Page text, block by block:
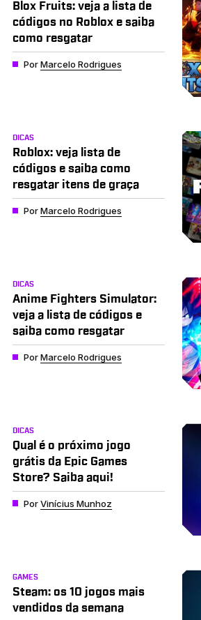
Blox Fruits: veja a lista de
códigos no Roblox e saiba
como resgatar
PorMarcelo Rodrigues
DICAS
Roblox: veja lista de
códigos e saiba como
resgatar itens de graça
PorMarcelo Rodrigues
DICAS
Anime Fighters Simulator:
veja a lista de códigos e
saiba como resgatar
PorMarcelo Rodrigues
DICAS
Qual é o próximo jogo
grátis da Epic Games
Store? Saiba aqui!
PorVinícius Munhoz
GAMES
Steam: os 10 jogos mais
vendidos da semana